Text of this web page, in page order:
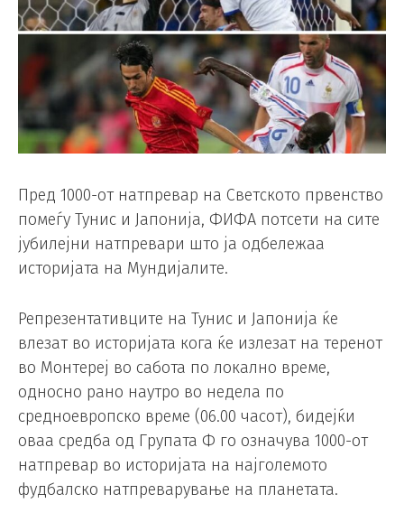
Пред 1000-от натпревар на Светското првенство
помеѓу Тунис и Јапонија, ФИФА потсети на сите
јубилејни натпревари што ја одбележаа
историјата на Мундијалите.
Репрезентативците на Тунис и Јапонија ќе
влезат во историјата кога ќе излезат на теренот
во Монтереј во сабота по локално време,
односно рано наутро во недела по
средноевропско време (06.00 часот), бидејќи
оваа средба од Групата Ф го означува 1000-от
натпревар во историјата на најголемото
фудбалско натпреварување на планетата.